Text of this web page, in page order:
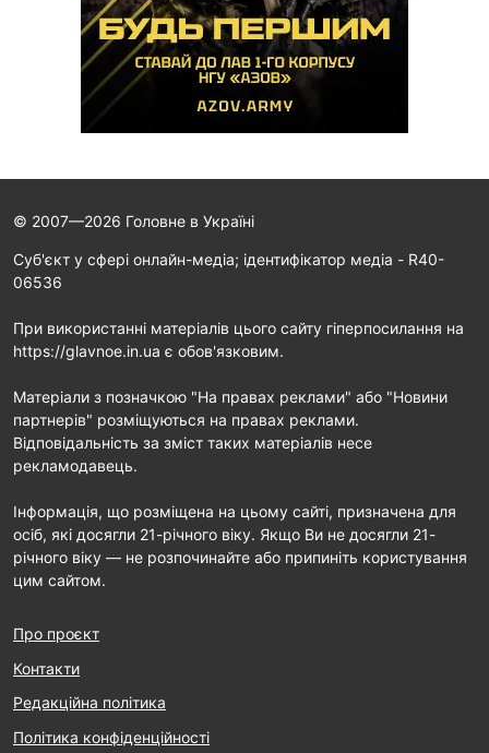
© 2007—2026 Головне в Україні
Cуб'єкт у сфері онлайн-медіа; ідентифікатор медіа - R40-
06536
При використанні матеріалів цього сайту гіперпосилання на
https://glavnoe.in.ua є обов'язковим.
Матеріали з позначкою "На правах реклами" або "Новини
партнерів" розміщуються на правах реклами.
Відповідальність за зміст таких матеріалів несе
рекламодавець.
Інформація, що розміщена на цьому сайті, призначена для
осіб, які досягли 21-річного віку. Якщо Ви не досягли 21-
річного віку — не розпочинайте або припиніть користування
цим сайтом.
Про проєкт
Контакти
Редакційна політика
Політика конфіденційності